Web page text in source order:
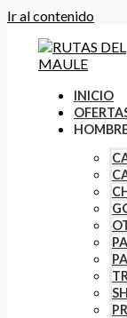
Ir al contenido
INICIO